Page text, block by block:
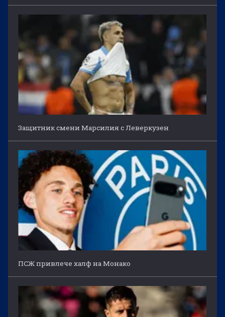
Защитник смени Марсилия с Леверкузен
ПСЖ привлече халф на Монако